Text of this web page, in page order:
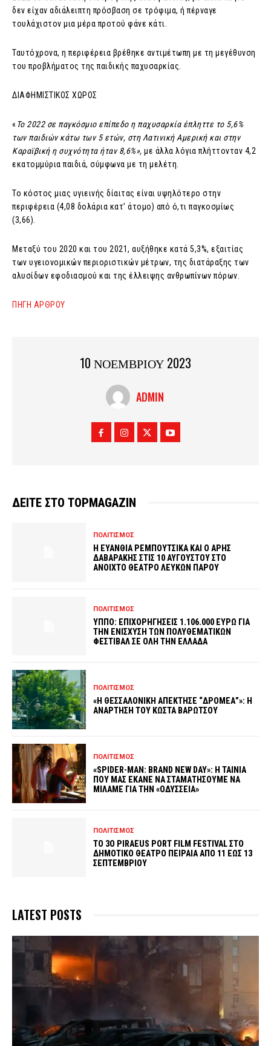
δεν είχαν αδιάλειπτη πρόσβαση σε τρόφιμα, ή πέρναγε
τουλάχιστον μια μέρα προτού φάνε κάτι.
Ταυτόχρονα, η περιφέρεια βρέθηκε αντιμέτωπη με τη μεγέθυνση
του προβλήματος της παιδικής παχυσαρκίας.
ΔΙΑΦΗΜΙΣΤΙΚΟΣ ΧΩΡΟΣ
« Το 2022 σε παγκόσμιο επίπεδο η παχυσαρκία έπληττε το 5,6%
των παιδιών κάτω των 5 ετών, στη Λατινική Αμερική και στην
Καραϊβική η συχνότητα ήταν 8,6%», με άλλα λόγια πλήττονταν 4,2
εκατομμύρια παιδιά, σύμφωνα με τη μελέτη.
Το κόστος μιας υγιεινής δίαιτας είναι υψηλότερο στην
περιφέρεια (4,08 δολάρια κατ’ άτομο) από ό,τι παγκοσμίως
(3,66).
Μεταξύ του 2020 και του 2021, αυξήθηκε κατά 5,3%, εξαιτίας
των υγειονομικών περιοριστικών μέτρων, της διατάραξης των
αλυσίδων εφοδιασμού και της έλλειψης ανθρωπίνων πόρων.
ΠΗΓΗ ΑΡΘΡΟΥ
10 ΝΟΕΜΒΡΙΟΥ 2023
ADMIN
ΔΕΙΤΕ ΣΤΟ TOPMAGAZIN
ΠΟΛΙΤΙΣΜΟΣ
Η ΕΥΑΝΘΙΑ ΡΕΜΠΟΥΤΣΙΚΑ ΚΑΙ Ο ΑΡΗΣ
ΔΑΒΑΡΑΚΗΣ ΣΤΙΣ 10 ΑΥΓΟΥΣΤΟΥ ΣΤΟ
ΑΝΟΙΧΤΟ ΘΕΑΤΡΟ ΛΕΥΚΩΝ ΠΑΡΟΥ
ΠΟΛΙΤΙΣΜΟΣ
ΥΠΠΟ: ΕΠΙΧΟΡΗΓΗΣΕΙΣ 1.106.000 ΕΥΡΩ ΓΙΑ
ΤΗΝ ΕΝΙΣΧΥΣΗ ΤΩΝ ΠΟΛΥΘΕΜΑΤΙΚΩΝ
ΦΕΣΤΙΒΑΛ ΣΕ ΟΛΗ ΤΗΝ ΕΛΛΑΔΑ
ΠΟΛΙΤΙΣΜΟΣ
«Η ΘΕΣΣΑΛΟΝΙΚΗ ΑΠΕΚΤΗΣΕ “ΔΡΟΜΕΑ”»: Η
ΑΝΑΡΤΗΣΗ ΤΟΥ ΚΩΣΤΑ ΒΑΡΩΤΣΟΥ
ΠΟΛΙΤΙΣΜΟΣ
«SPIDER-MAN: BRAND NEW DAY»: Η ΤΑΙΝΙΑ
ΠΟΥ ΜΑΣ ΕΚΑΝΕ ΝΑ ΣΤΑΜΑΤΗΣΟΥΜΕ ΝΑ
ΜΙΛΑΜΕ ΓΙΑ ΤΗΝ «ΟΔΥΣΣΕΙΑ»
ΠΟΛΙΤΙΣΜΟΣ
ΤΟ 3O PIRAEUS PORT FILM FESTIVAL ΣΤΟ
ΔΗΜΟΤΙΚΟ ΘΕΑΤΡΟ ΠΕΙΡΑΙΑ ΑΠΟ 11 ΕΩΣ 13
ΣΕΠΤΕΜΒΡΙΟΥ
LATEST POSTS